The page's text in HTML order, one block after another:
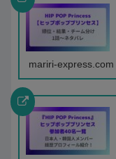
mariri-express.com